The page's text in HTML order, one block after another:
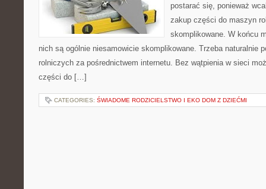
postarać się, ponieważ
zakup części do maszyn
skomplikowane. W końcu
nich są ogólnie niesamowicie skomplikowane. Trzeba naturalnie
rolniczych za pośrednictwem internetu. Bez wątpienia w sieci
części do […]
CATEGORIES: ŚWIADOME RODZICIELSTWO I EKO DOM Z DZIEĆMI